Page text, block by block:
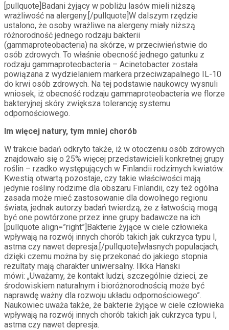
[pullquote]Badani żyjący w pobliżu lasów mieli niższą
wrażliwość na alergeny.[/pullquote]W dalszym rzędzie
ustalono, że osoby wrażliwe na alergeny miały niższą
różnorodność jednego rodzaju bakterii
(gammaproteobacteria) na skórze, w przeciwieństwie do
osób zdrowych. To właśnie obecność jednego gatunku z
rodzaju gammaproteobacteria – Acinetobacter została
powiązana z wydzielaniem markera przeciwzapalnego IL-10
do krwi osób zdrowych. Na tej podstawie naukowcy wysnuli
wniosek, iż obecność rodzaju gammaproteobacteria we florze
bakteryjnej skóry zwiększa tolerancję systemu
odpornościowego.
Im więcej natury, tym mniej chorób
W trakcie badań odkryto także, iż w otoczeniu osób zdrowych
znajdowało się o 25% więcej przedstawicieli konkretnej grupy
roślin – rzadko występujących w Finlandii rodzimych kwiatów.
Kwestią otwartą pozostaje, czy takie właściwości mają
jedynie rośliny rodzime dla obszaru Finlandii, czy też ogólna
zasada może mieć zastosowanie dla dowolnego regionu
świata, jednak autorzy badań twierdzą, że z łatwością mogą
być one powtórzone przez inne grupy badawcze na ich
[pullquote align=”right”]Bakterie żyjące w ciele człowieka
wpływają na rozwój innych chorób takich jak cukrzyca typu I,
astma czy nawet depresja.[/pullquote]własnych populacjach,
dzięki czemu można by się przekonać do jakiego stopnia
rezultaty mają charakter uniwersalny. Ilkka Hanski
mówi: „Uważamy, że kontakt ludzi, szczególnie dzieci, ze
środowiskiem naturalnym i bioróżnorodnością może być
naprawdę ważny dla rozwoju układu odpornościowego”.
Naukowiec uważa także, że bakterie żyjące w ciele człowieka
wpływają na rozwój innych chorób takich jak cukrzyca typu I,
astma czy nawet depresja.